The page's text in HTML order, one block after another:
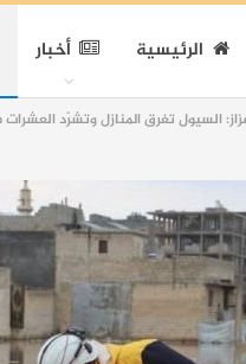
الرئيسية أخبار
السيول تغرق المنازل وتشرّد